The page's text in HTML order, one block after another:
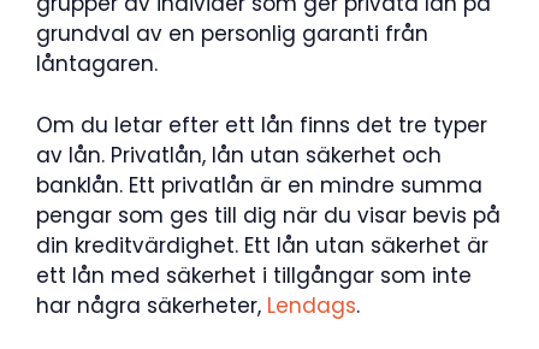
grundval av en personlig garanti från
låntagaren.
Om du letar efter ett lån finns det tre typer
av lån. Privatlån, lån utan säkerhet och
banklån. Ett privatlån är en mindre summa
pengar som ges till dig när du visar bevis på
din kreditvärdighet. Ett lån utan säkerhet är
ett lån med säkerhet i tillgångar som inte
har några säkerheter, Lendags.